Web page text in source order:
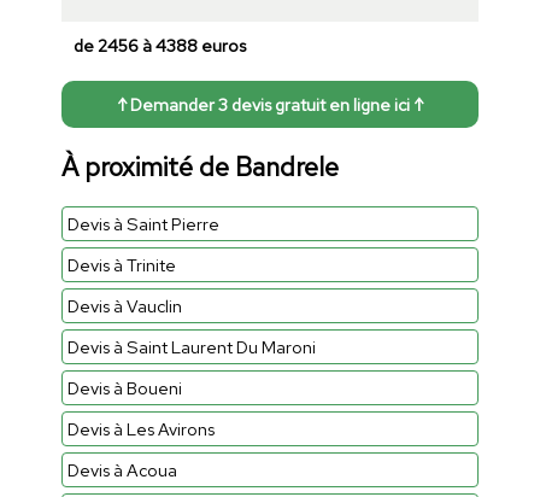
de 2456 à 4388 euros
↑ Demander 3 devis gratuit en ligne ici ↑
À proximité de Bandrele
Devis à Saint Pierre
Devis à Trinite
Devis à Vauclin
Devis à Saint Laurent Du Maroni
Devis à Boueni
Devis à Les Avirons
Devis à Acoua